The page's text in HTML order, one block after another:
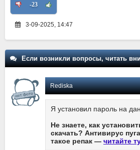
-23
3-09-2025, 14:47
Если возникли вопросы, читать
Rediska
Я установил пароль на
Не знаете, как
скачать? Антивирус
такое репак — читайте